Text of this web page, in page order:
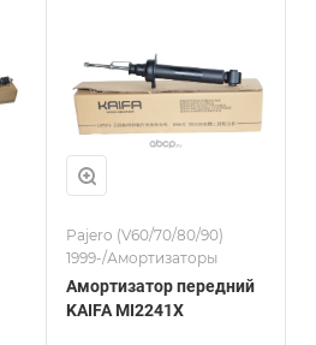
Pajero (V60/70/80/90)
1999-/Амортизаторы
Амортизатор передний
KAIFA MI2241X